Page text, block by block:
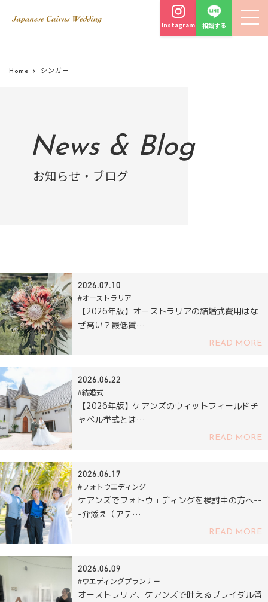
Instagram 相談する
Home シンガー
News & Blog
お知らせ・ブログ
2026.07.10
#オーストラリア
【2026年版】オーストラリアの結婚式費用はな
ぜ高い？最低賃…
READ MORE
2026.06.22
#結婚式
【2026年版】ケアンズのウィットフィールドチ
ャペル挙式とは…
READ MORE
2026.06.17
#フォトウエディング
ケアンズでフォトウェディングを検討中の方へ--
-介添え（アテ…
READ MORE
2026.06.09
#ウエディングプランナー
オーストラリア、ケアンズで叶えるブライダル留